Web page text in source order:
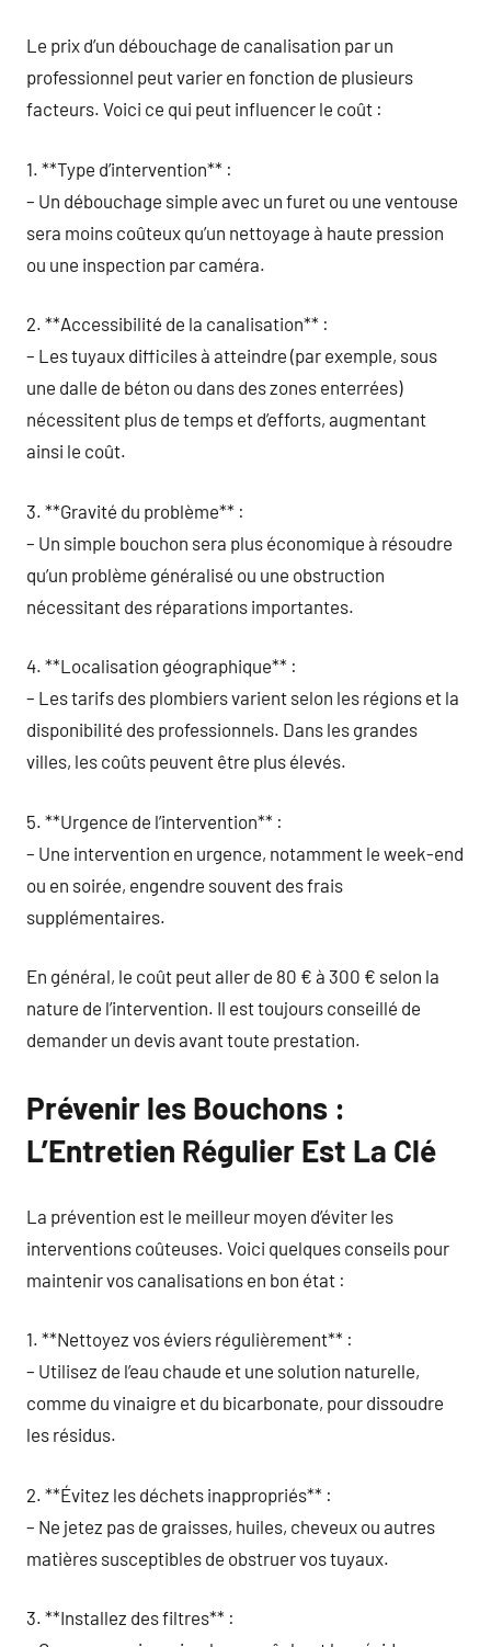
Le prix d’un débouchage de canalisation par un
professionnel peut varier en fonction de plusieurs
facteurs. Voici ce qui peut influencer le coût :
1. **Type d’intervention** :
– Un débouchage simple avec un furet ou une ventouse
sera moins coûteux qu’un nettoyage à haute pression
ou une inspection par caméra.
2. **Accessibilité de la canalisation** :
– Les tuyaux difficiles à atteindre (par exemple, sous
une dalle de béton ou dans des zones enterrées)
nécessitent plus de temps et d’efforts, augmentant
ainsi le coût.
3. **Gravité du problème** :
– Un simple bouchon sera plus économique à résoudre
qu’un problème généralisé ou une obstruction
nécessitant des réparations importantes.
4. **Localisation géographique** :
– Les tarifs des plombiers varient selon les régions et la
disponibilité des professionnels. Dans les grandes
villes, les coûts peuvent être plus élevés.
5. **Urgence de l’intervention** :
– Une intervention en urgence, notamment le week-end
ou en soirée, engendre souvent des frais
supplémentaires.
En général, le coût peut aller de 80 € à 300 € selon la
nature de l’intervention. Il est toujours conseillé de
demander un devis avant toute prestation.
Prévenir les Bouchons :
L’Entretien Régulier Est La Clé
La prévention est le meilleur moyen d’éviter les
interventions coûteuses. Voici quelques conseils pour
maintenir vos canalisations en bon état :
1. **Nettoyez vos éviers régulièrement** :
– Utilisez de l’eau chaude et une solution naturelle,
comme du vinaigre et du bicarbonate, pour dissoudre
les résidus.
2. **Évitez les déchets inappropriés** :
– Ne jetez pas de graisses, huiles, cheveux ou autres
matières susceptibles de obstruer vos tuyaux.
3. **Installez des filtres** :